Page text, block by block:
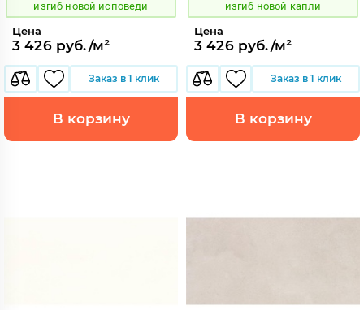
изгиб новой исповеди
Цена
3 426 руб./м²
Заказ в 1 клик
В корзину
изгиб новой капли
Цена
3 426 руб./м²
Заказ в 1 клик
В корзину